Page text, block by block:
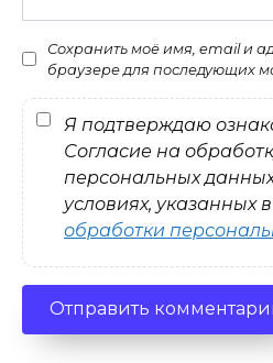
Сохранить моё имя, email и
браузере для последующих
Я подтверждаю
Согласие на
персональных
условиях, указанных в
обработки